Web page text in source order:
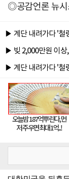
◎공감언론 뉴